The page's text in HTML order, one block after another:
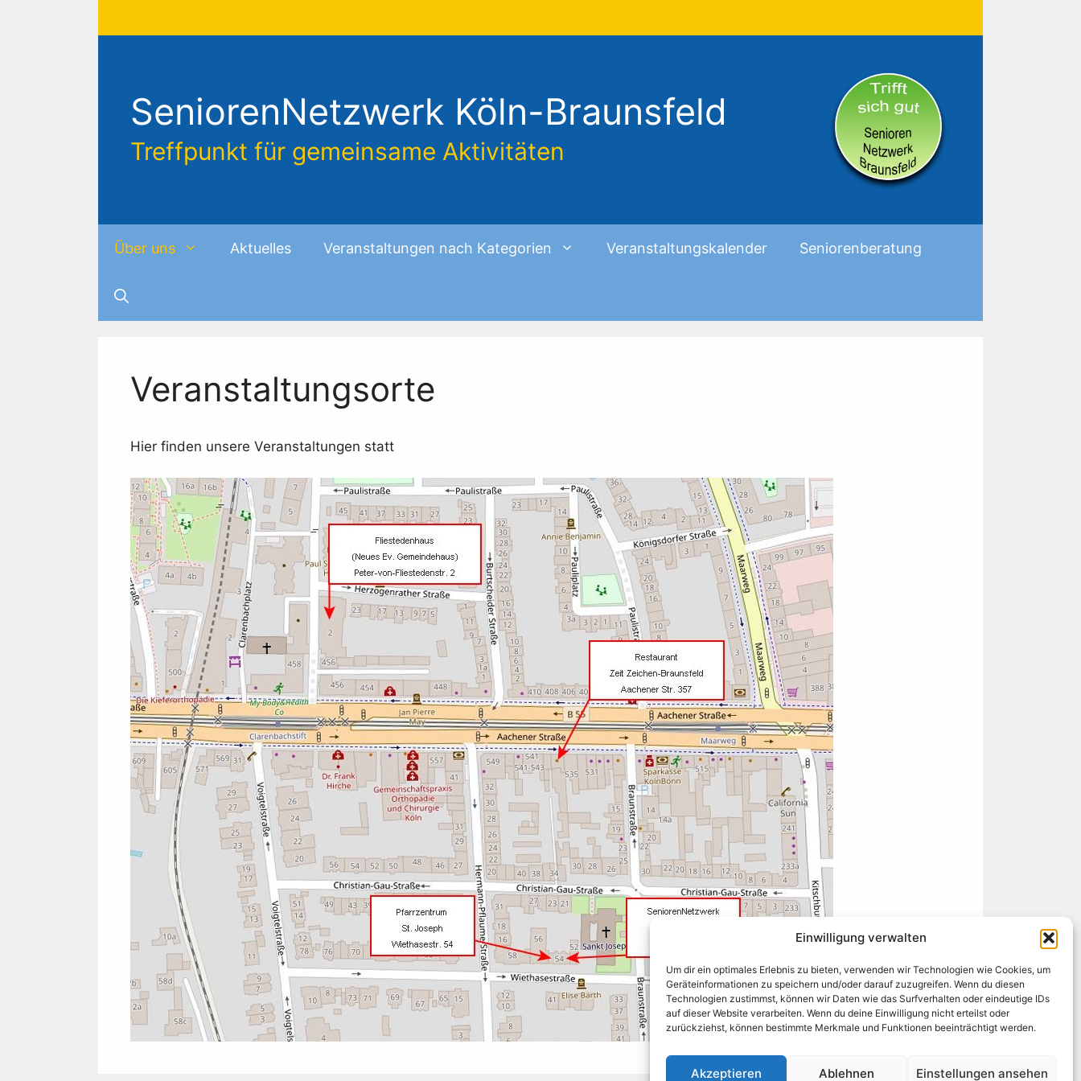
Einwilligung verwalten
Um dir ein optimales Erlebnis zu bieten, verwenden wir Technologien wie Cookies, um
Geräteinformationen zu speichern und/oder darauf zuzugreifen. Wenn du diesen
Technologien zustimmst, können wir Daten wie das Surfverhalten oder eindeutige IDs
auf dieser Website verarbeiten. Wenn du deine Einwilligung nicht erteilst oder
zurückziehst, können bestimmte Merkmale und Funktionen beeinträchtigt werden.
Akzeptieren Ablehnen Einstellungen ansehen
SeniorenNetzwerk Köln-Braunsfeld
Treffpunkt für gemeinsame Aktivitäten
Über uns Aktuelles Veranstaltungen nach Kategorien Veranstaltungskalender Seniorenberatung
Veranstaltungsorte
Hier finden unsere Veranstaltungen statt